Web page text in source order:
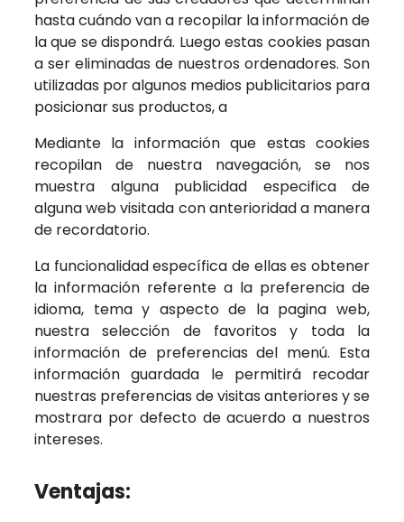
hasta cuándo van a recopilar la información de
la que se dispondrá. Luego estas cookies pasan
a ser eliminadas de nuestros ordenadores. Son
utilizadas por algunos medios publicitarios para
posicionar sus productos, a
Mediante la información que estas cookies
recopilan de nuestra navegación, se nos
muestra alguna publicidad especifica de
alguna web visitada con anterioridad a manera
de recordatorio.
La funcionalidad específica de ellas es obtener
la información referente a la preferencia de
idioma, tema y aspecto de la pagina web,
nuestra selección de favoritos y toda la
información de preferencias del menú. Esta
información guardada le permitirá recodar
nuestras preferencias de visitas anteriores y se
mostrara por defecto de acuerdo a nuestros
intereses.
Ventajas: